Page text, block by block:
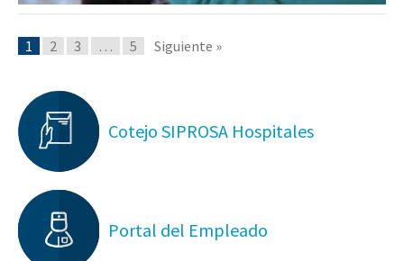
1 2 3 … 5 Siguiente »
Cotejo SIPROSA Hospitales
Portal del Empleado